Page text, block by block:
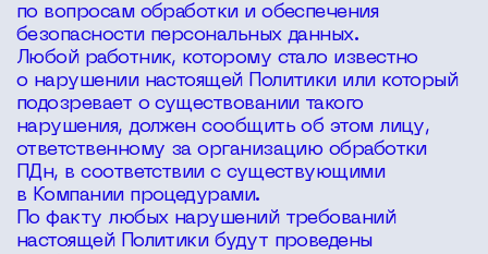
по вопросам обработки и обеспечения
безопасности персональных данных.
Любой работник, которому стало известно
о нарушении настоящей Политики или который
подозревает о существовании такого
нарушения, должен сообщить об этом лицу,
ответственному за организацию обработки
ПДн, в соответствии с существующими
в Компании процедурами.
По факту любых нарушений требований
настоящей Политики будут проведены